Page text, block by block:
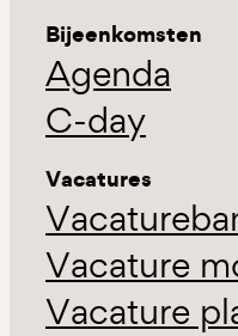
Bijeenkomsten
Agenda
C-day
Vacatures
Vacature
Vacature